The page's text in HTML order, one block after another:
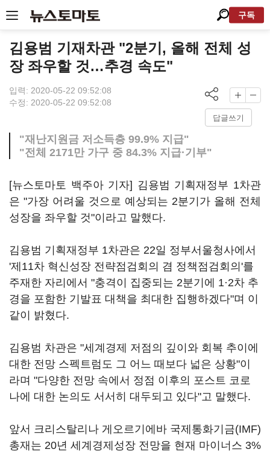
구독
김용범 기재차관 "2분기, 올해 전체 성
장 좌우할 것…추경 속도"
입력: 2020-05-22 09:52:08
수정: 2020-05-22 09:52:08
답글쓰기
"재난지원금 저소득층 99.9% 지급"
"전체 2171만 가구 중 84.3% 지급·기부"
[뉴스토마토 백주아 기자] 김용범 기획재정부 1차관
은 "가장 어려울 것으로 예상되는 2분기가 올해 전체
성장을 좌우할 것"이라고 말했다.
김용범 기획재정부 1차관은 22일 정부서울청사에서
'제11차 혁신성장 전략점검회의 겸 정책점검회의'를
주재한 자리에서 "충격이 집중되는 2분기에 1·2차 추
경을 포함한 기발표 대책을 최대한 집행하겠다"며 이
같이 밝혔다.
김용범 차관은 "세계경제 저점의 깊이와 회복 추이에
대한 전망 스펙트럼도 그 어느 때보다 넓은 상황"이
라며 "다양한 전망 속에서 정점 이후의 포스트 코로
나에 대한 논의도 서서히 대두되고 있다"고 말했다.
앞서 크리스탈리나 게오르기에바 국제통화기금(IMF)
총재는 20년 세계경제성장 전망을 현재 마이너스 3%